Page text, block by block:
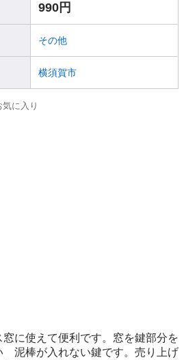
990円
その他
横須賀市
気に入り
に使えて便利です。窓を鍵部分を
泥棒が入れない鍵です。売り上げ